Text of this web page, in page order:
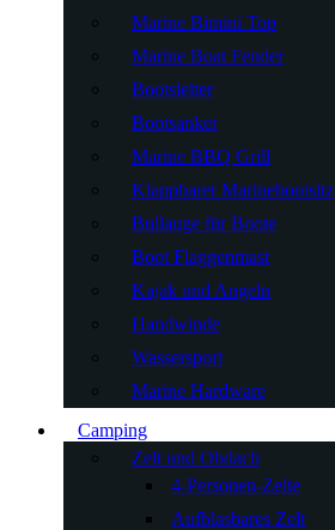
Marine Bimini Top
Marine Boat Fender
Bootsleiter
Bootsanker
Marine BBQ Grill
Klappbarer Marinebootsitz
Bullauge für Boote
Boot Flaggenmast
Kajak und Angeln
Handwinde
Wassersport
Marine Hardware
Camping
Zelt und Obdach
4-Personen-Zelte
Aufblasbares Zelt